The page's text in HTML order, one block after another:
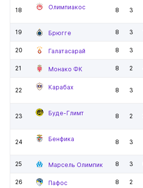
18 Олимпиакос 8 3
19 Брюгге 8 3
20 Галатасарай 8 3
21 Монако ФК 8 2
22 Карабах 8 3
23 Буде-Глимт 8 2
24 Бенфика 8 3
25 Марсель Олимпик 8 3
26 Пафос 8 2